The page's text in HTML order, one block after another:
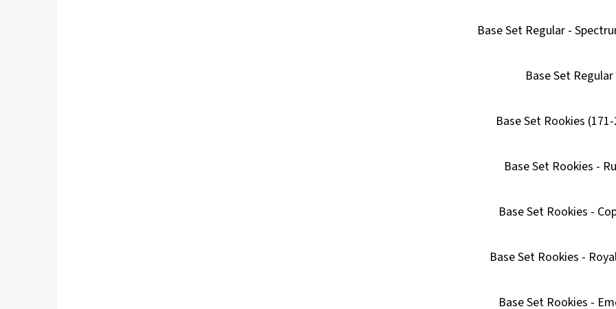
Base Set Regular -
Base Set
Base Set Rookies
Base Set Rookies -
Base Set Rookies -
Base Set Rookies -
Base Set Rookies -